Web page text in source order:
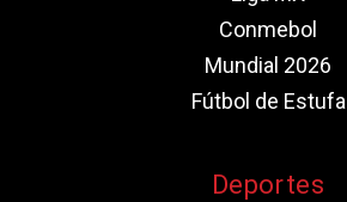
Conmebol
Mundial 2026
Fútbol de Estufa
Deportes